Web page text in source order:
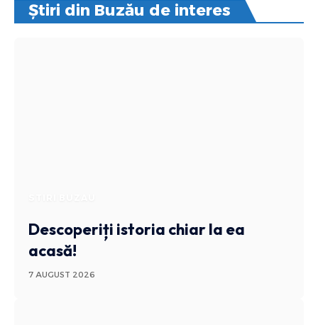
Știri din Buzău de interes
Descoperiți istoria chiar la ea
acasă!
7 AUGUST 2026